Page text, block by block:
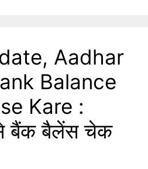
Aadhar
Balance
Kare :
बैंक बैलेंस चेक